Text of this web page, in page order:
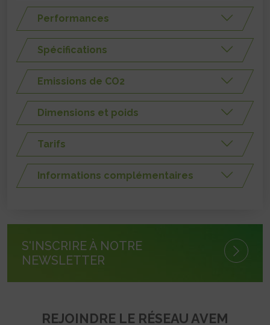
Performances
Spécifications
Emissions de CO2
Dimensions et poids
Tarifs
Informations complémentaires
S'INSCRIRE À NOTRE
NEWSLETTER
REJOINDRE LE RÉSEAU AVEM